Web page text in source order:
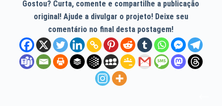
Gostou? Curta, comente e compartilhe a publicação
original! Ajude a divulgar o projeto! Deixe seu
comentário no final desta postagem!